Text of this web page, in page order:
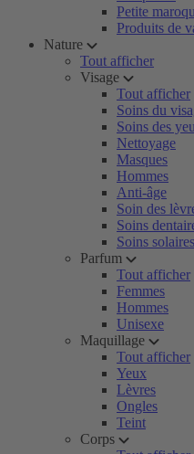
Petite
Produits de
Nature
Tout afficher
Visage
Tout afficher
Soins du
Soins des
Nettoyage
Masques
Hommes
Anti-âge
Soin des
Soins
Soins solaires
Parfum
Tout afficher
Femmes
Hommes
Unisexe
Maquillage
Tout afficher
Yeux
Lèvres
Ongles
Teint
Corps